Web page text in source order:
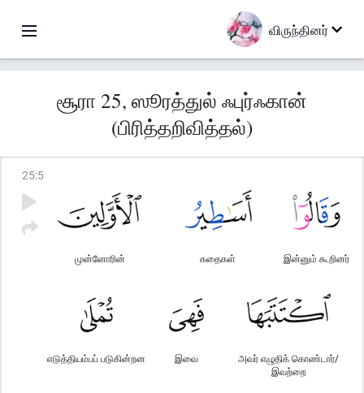
விருந்தினர்
சூரா 25, ஸூரத்துல் ஃபுர்ஃகான்
(பிரித்தறிவித்தல்)
25:5
இன்னும் கூறினர்
கதைகள்
முன்னோரின்
அவர் எழுதிக் கொண்டார்/
இவற்றை
இவை
எடுத்தியம்பப் படுகின்றன